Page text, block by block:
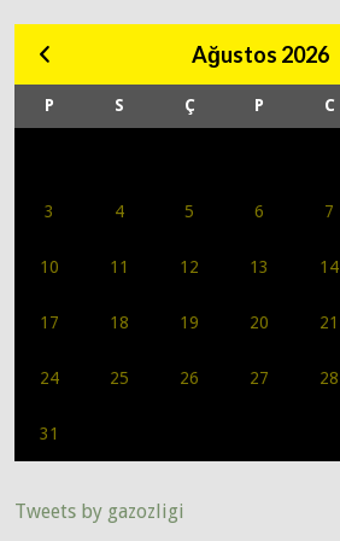
Ağustos 2026
P S Ç P C
3 4 5 6 7
10 11 12 13 14
17 18 19 20 21
24 25 26 27 28
31
Tweets by gazozligi